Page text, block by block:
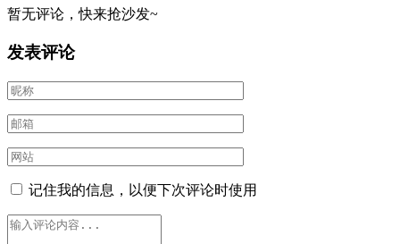
暂无评论，快来抢沙发~
发表评论
记住我的信息，以便下次评论时使用